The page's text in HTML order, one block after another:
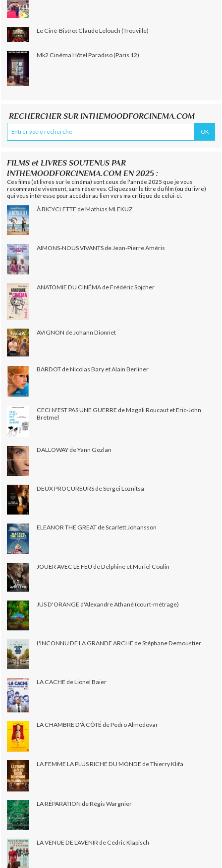
Le Ciné-Bistrot Claude Lelouch (Trouville)
Mk2 Cinéma Hôtel Paradiso (Paris 12)
RECHERCHER SUR INTHEMOODFORCINEMA.COM
FILMS et LIVRES SOUTENUS PAR
INTHEMOODFORCINEMA.COM EN 2025 :
Ces films (et livres sur le cinéma) sont ceux de l'année 2025 que je vous
recommande vivement, sans réserves. Cliquez sur le titre du film (ou du livre)
qui vous intéresse pour accéder au lien vers ma critique de celui-ci.
À BICYCLETTE de Mathias MLEKUZ
AIMONS-NOUS VIVANTS de Jean-Pierre Améris
ANATOMIE DU CINÉMA de Frédéric Sojcher
AVIGNON de Johann Dionnet
BARDOT de Nicolas Bary et Alain Berliner
CECI N'EST PAS UNE GUERRE de Magali Roucaut et Eric-John
Bretmel
DALLOWAY de Yann Gozlan
DEUX PROCUREURS de Sergei Loznitsa
ELEANOR THE GREAT de Scarlett Johansson
JOUER AVEC LE FEU de Delphine et Muriel Coulin
JUS D'ORANGE d'Alexandre Athané (court-métrage)
L'INCONNU DE LA GRANDE ARCHE de Stéphane Demoustier
LA CACHE de Lionel Baier
LA CHAMBRE D'À CÔTÉ de Pedro Almodovar
LA FEMME LA PLUS RICHE DU MONDE de Thierry Klifa
LA RÉPARATION de Régis Wargnier
LA VENUE DE L'AVENIR de Cédric Klapisch